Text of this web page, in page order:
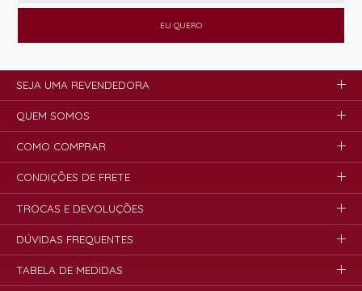
EU QUERO
SEJA UMA REVENDEDORA
QUEM SOMOS
COMO COMPRAR
CONDIÇÕES DE FRETE
TROCAS E DEVOLUÇÕES
DÚVIDAS FREQUENTES
TABELA DE MEDIDAS